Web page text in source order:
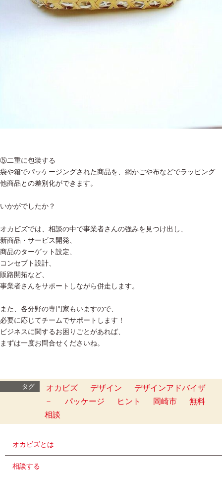
⑤二重に包装する
袋や箱でパッケージングされた商品を、網かごや布などでラッピング
他商品との差別化ができます。
いかがでしたか？
オカビズでは、相談の中で事業者さんの強みを見つけ出し、
新商品・サービス開発、
商品のターゲット設定、
コンセプト設計、
販路開拓など、
事業者さんをサポートしながら併走します。
また、各分野の専門家もいますので、
必要に応じてチームでサポートします！
ビジネスに関するお困りごとがあれば、
まずは一度お問合せくださいね。
タグ オカビズ デザイン
デザインアドバイザ
－
パッケージ ヒント 岡崎市
無料
相談
オカビズとは
相談する